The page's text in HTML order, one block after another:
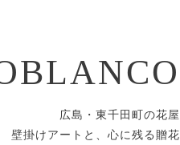
広島・東千田町の花屋
壁掛けアートと、心に残る贈花